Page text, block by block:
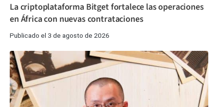
La criptoplataforma Bitget fortalece las operaciones
en África con nuevas contrataciones
Publicado el 3 de agosto de 2026